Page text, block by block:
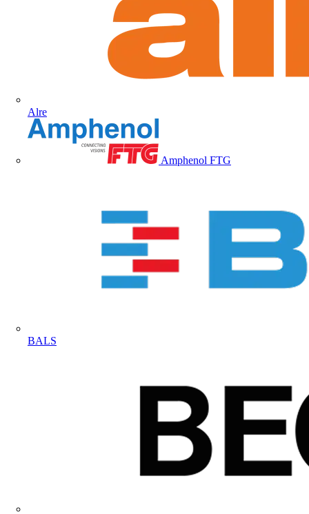
Alre
Amphenol FTG
BALS